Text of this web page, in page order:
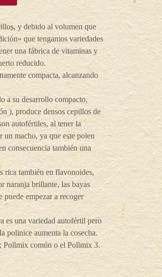
y debido al volumen que
que tengamos variedades
una fábrica de vitaminas y
reducido.
compacta, alcanzando
a su desarrollo compacto,
), produce densos cepillos de
autofértiles, al tener la
un macho, ya que este polen
consecuencia también una
rica también en flavonoides,
naranja brillante, las bayas
puede empezar a recoger
es una variedad autofértil pero
polinice aumenta la cosecha.
Pollmix común o el Pollmix 3.